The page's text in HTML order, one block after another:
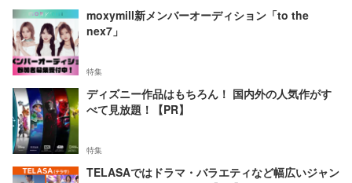
moxymill新メンバーオーディション「to the
nex7」
特集
ディズニー作品はもちろん！ 国内外の人気作がす
べて見放題！【PR】
特集
TELASAではドラマ・バラエティなど幅広いジャン